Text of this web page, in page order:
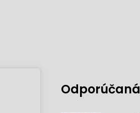
Odporúčaná